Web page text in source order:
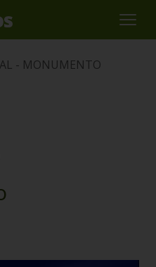
- MONUMENTO